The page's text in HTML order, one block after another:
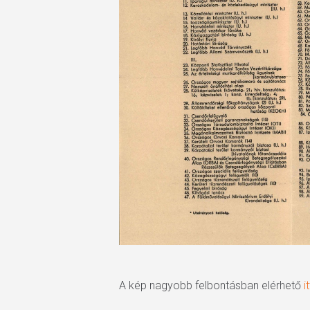
A kép nagyobb felbontásban elérhető